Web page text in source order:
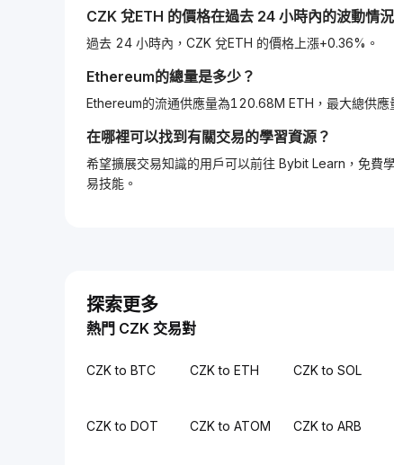
CZK 兌ETH 的價格在過去 24 小時內的波動情
過去 24 小時內，CZK 兌ETH 的價格上漲+0.36%。
Ethereum的總量是多少？
Ethereum的流通供應量為120.68M ETH，最大總供應
在哪裡可以找到有關交易的學習資源？
希望擴展交易知識的用戶可以前往 Bybit Learn，免費
易技能。
探索更多
熱門 CZK 交易對
CZK to BTC CZK to ETH CZK to SOL
CZK to DOT CZK to ATOM CZK to ARB